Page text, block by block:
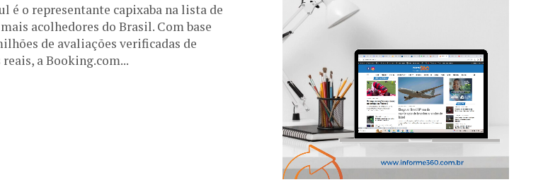
é o representante capixaba na lista de
acolhedores do Brasil. Com base
de avaliações verificadas de
a Booking.com...